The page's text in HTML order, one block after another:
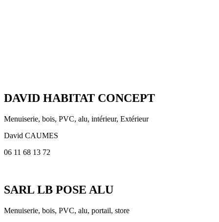
DAVID HABITAT CONCEPT
Menuiserie, bois, PVC, alu, intérieur, Extérieur
David CAUMES
06 11 68 13 72
SARL LB POSE ALU
Menuiserie, bois, PVC, alu, portail, store